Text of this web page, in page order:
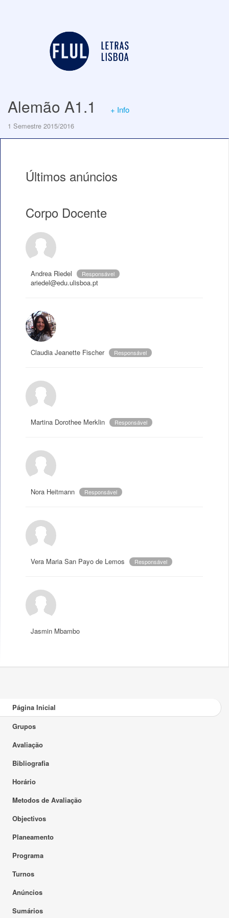
Alemão A1.1 + Info
1 Semestre 2015/2016
Últimos anúncios
Corpo Docente
Andrea Riedel Responsável
ariedel@edu.ulisboa.pt
Claudia Jeanette Fischer Responsável
Martina Dorothee Merklin Responsável
Nora Heitmann Responsável
Vera Maria San Payo de Lemos Responsável
Jasmin Mbambo
Página Inicial
Grupos
Avaliação
Bibliografia
Horário
Metodos de Avaliação
Objectivos
Planeamento
Programa
Turnos
Anúncios
Sumários